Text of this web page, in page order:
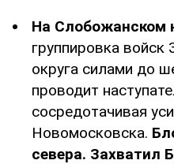
На Слобожанском
группировка войск
округа силами до
проводит
сосредотачивая
Новомосковска.
севера. Захватил